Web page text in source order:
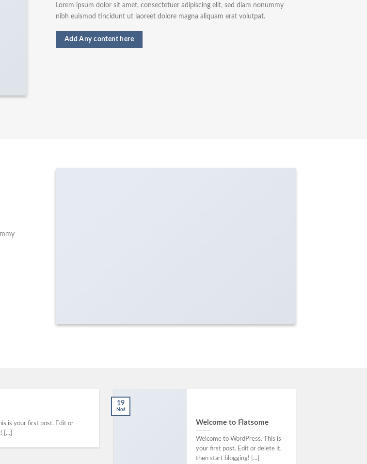
Lorem ipsum dolor sit amet, consectetuer adipiscing elit, sed diam nonummy
nibh euismod tincidunt ut laoreet dolore magna aliquam erat volutpat.
Add Any content here
is your first post. Edit or
[...]
Welcome to Flatsome
Welcome to WordPress. This is
your first post. Edit or delete it,
then start blogging! [...]
19
Νοέ